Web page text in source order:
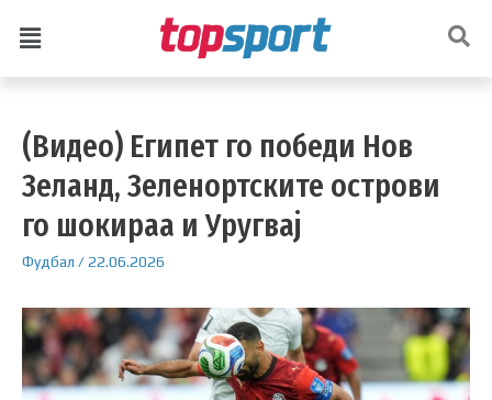
(Видео) Египет го победи Нов
Зеланд, Зеленортските острови
го шокираа и Уругвај
Фудбал /22.06.2026